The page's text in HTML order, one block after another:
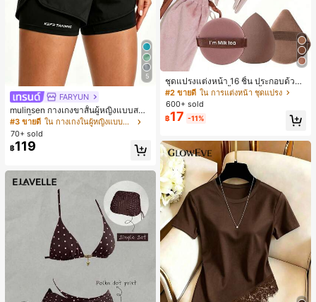
5
FARYUN
mulinsen กางเกงขาสั้นผู้หญิงแบบสบา
ยๆ สีพื้น หลวม อเนกประสงค์ กางเกงขา
สั้นกีฬา 2-In-1 สำหรับวิ่ง ฟิตเนส และก
ารฝึกซ้อมกีฬาในฤดูร้อน
#3 ขายดี
ใน กางเกงในผู้หญิงแบบแอคทีฟ
70+ sold
฿119
ชุดแปรงแต่งหน้า 16 ชิ้น ประกอบด้วยแ
ปรงแต่งหน้า 13 ชิ้น, ฟองน้ำแต่งหน้ารู
ปหยดน้ำ 1 ชิ้น, แปรงแป้งรองพื้นกลม 1
ชิ้น และฟองน้ำแต่งหน้ารูปสามเหลี่ยม
1 ชิ้น - ชุดคลาสสิก ทำจากขนสังเคราะ
หญิงและเด็กผู้หญิง เหมาะสำหรับฤดูใบ
ไม้ร่วงและฤดูหนาว
#2 ขายดี ใน การแต่งหน้า ชุดแปรง
600+ sold
฿17 -11%